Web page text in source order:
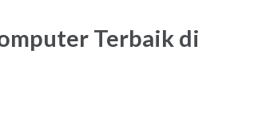
Terbaik di